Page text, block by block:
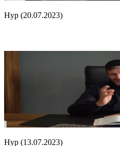
Нур (20.07.2023)
Нур (13.07.2023)